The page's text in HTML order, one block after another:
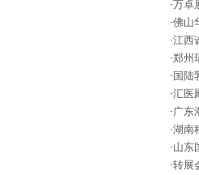
·万卓
·佛山
·江西
·郑州
· 国陆
·汇医
·广东
·湖南
·山东
·转展